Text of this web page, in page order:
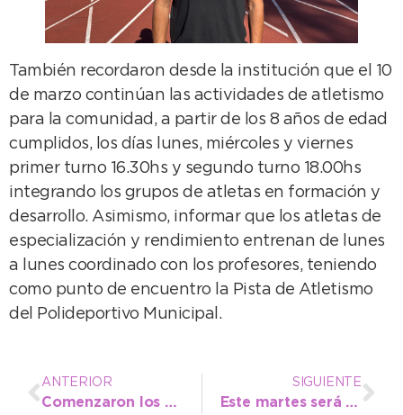
También recordaron desde la institución que el 10
de marzo continúan las actividades de atletismo
para la comunidad, a partir de los 8 años de edad
cumplidos, los días lunes, miércoles y viernes
primer turno 16.30hs y segundo turno 18.00hs
integrando los grupos de atletas en formación y
desarrollo. Asimismo, informar que los atletas de
especialización y rendimiento entrenan de lunes
a lunes coordinado con los profesores, teniendo
como punto de encuentro la Pista de Atletismo
del Polideportivo Municipal.
ANTERIOR
Comenzaron los trabajos de medición para nivelar la Pista Municipal de Atletismo
SIGUIENTE
Este martes será el recambio de luminarias en el Puente Colgante